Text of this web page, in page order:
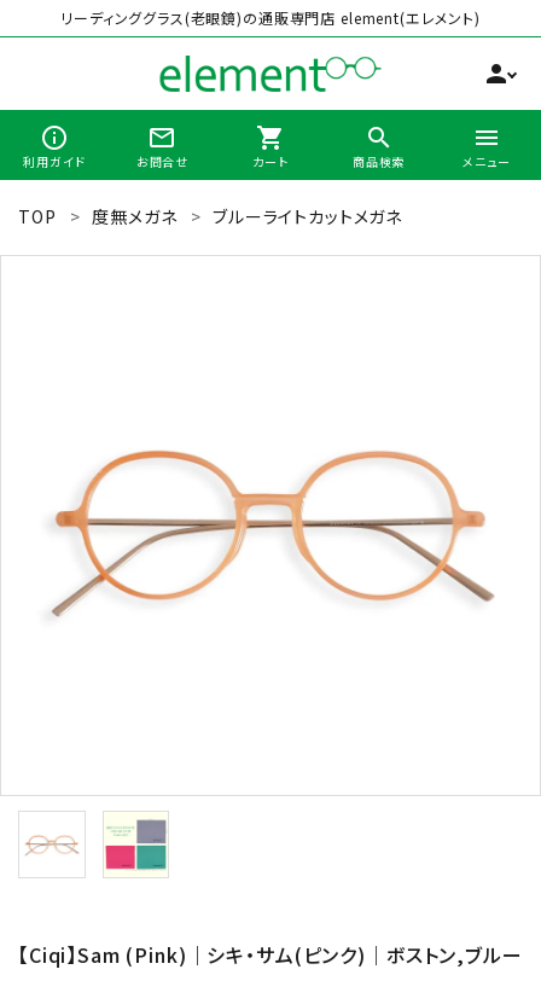
リーディンググラス(老眼鏡)の通販専門店 element(エレメント)
person
info_outline
利用ガイド
mail_outline
お問合せ
shopping_cart
カート
search
商品検索
menu
メニュー
search
カテゴリーから選ぶ
ブランドから選ぶ
形から選ぶ
コンテンツ
TOP 度無メガネ ブルーライトカットメガネ
【Ciqi】Sam (Pink)｜シキ・サム(ピンク)｜ボストン,ブルー